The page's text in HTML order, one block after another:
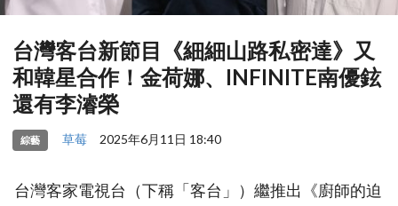
台灣客台新節目《細細山路私密達》又
和韓星合作！金荷娜、INFINITE南優鉉
還有李濬榮
綜藝 草莓 2025年6月11日 18:40
台灣客家電視台（下稱「客台」）繼推出《廚師的迫